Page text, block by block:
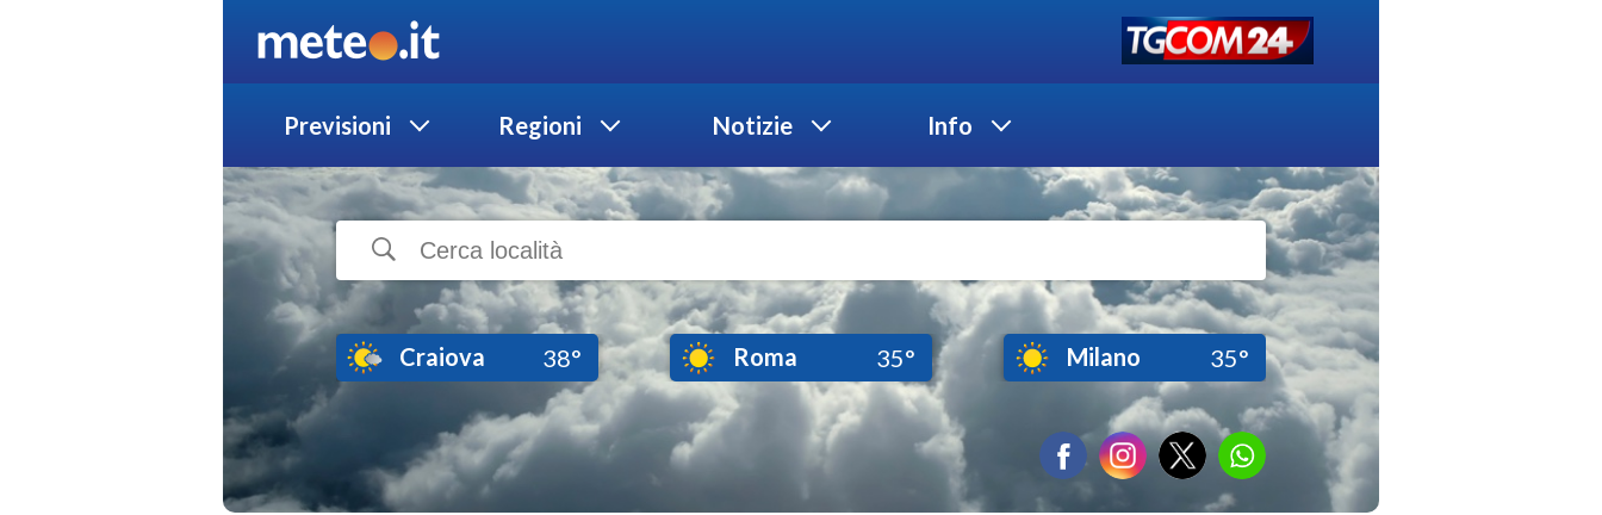
Previsioni Regioni Notizie Info
Craiova 38° Roma 35° Milano 35°